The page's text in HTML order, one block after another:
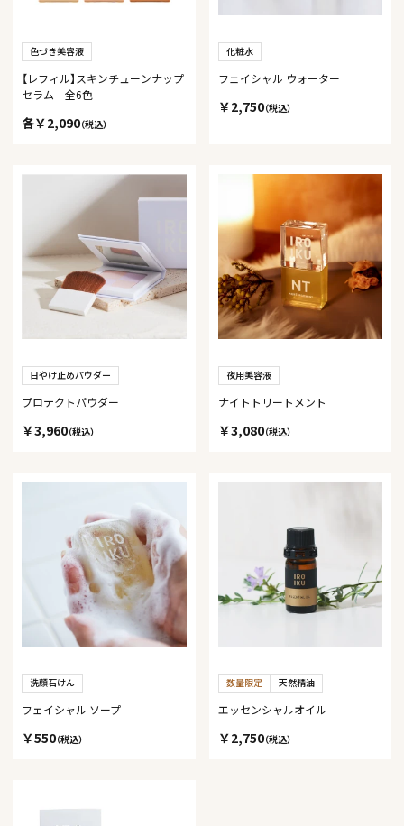
色づき美容液
【レフィル】スキンチューンナップ
セラム 全6色
各￥2,090（税込）
化粧水
フェイシャル ウォーター
￥2,750（税込）
日やけ止めパウダー
プロテクトパウダー
￥3,960（税込）
夜用美容液
ナイトトリートメント
￥3,080（税込）
洗顔石けん
フェイシャル ソープ
￥550（税込）
数量限定 天然精油
エッセンシャルオイル
￥2,750（税込）